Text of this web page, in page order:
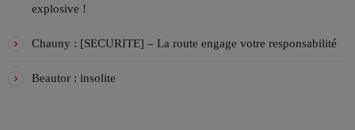
19:00 - 21:00
explosive !
Chauny : [SECURITE] – La route engage votre responsabilité
Beautor : insolite